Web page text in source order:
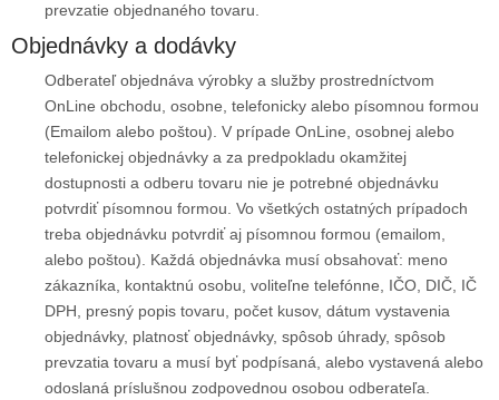
prevzatie objednaného tovaru.
Objednávky a dodávky
Odberateľ objednáva výrobky a služby prostredníctvom
OnLine obchodu, osobne, telefonicky alebo písomnou formou
(Emailom alebo poštou). V prípade OnLine, osobnej alebo
telefonickej objednávky a za predpokladu okamžitej
dostupnosti a odberu tovaru nie je potrebné objednávku
potvrdiť písomnou formou. Vo všetkých ostatných prípadoch
treba objednávku potvrdiť aj písomnou formou (emailom,
alebo poštou). Každá objednávka musí obsahovať: meno
zákazníka, kontaktnú osobu, voliteľne telefónne, IČO, DIČ, IČ
DPH, presný popis tovaru, počet kusov, dátum vystavenia
objednávky, platnosť objednávky, spôsob úhrady, spôsob
prevzatia tovaru a musí byť podpísaná, alebo vystavená alebo
odoslaná príslušnou zodpovednou osobou odberateľa.